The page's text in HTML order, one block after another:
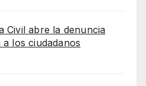
Civil abre la denuncia
a los ciudadanos